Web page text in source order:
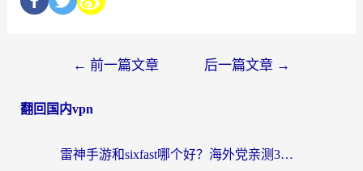
← 前一篇文章 后一篇文章 →
翻回国内vpn
雷神手游和sixfast哪个好？海外党亲测3款回国加速器，教你选对不踩坑